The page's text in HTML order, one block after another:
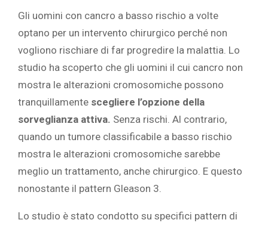
Gli uomini con cancro a basso rischio a volte
optano per un intervento chirurgico perché non
vogliono rischiare di far progredire la malattia. Lo
studio ha scoperto che gli uomini il cui cancro non
mostra le alterazioni cromosomiche possono
tranquillamente scegliere l’opzione della
sorveglianza attiva. Senza rischi. Al contrario,
quando un tumore classificabile a basso rischio
mostra le alterazioni cromosomiche sarebbe
meglio un trattamento, anche chirurgico. E questo
nonostante il pattern Gleason 3.
Lo studio è stato condotto su specifici pattern di